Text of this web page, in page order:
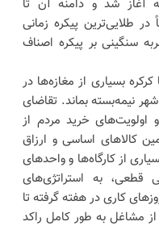
آغاز شد و دامنه آن تا
طلایی‌ترین پیکره زمانی
سنگینی بر پیکره اصناف
بسیاری از مغازه‌ها در
نیمه‌بسته بماند. تقاضای
خرید مردم از
کالاهای اساسی و ارزاق
از کارگاه‌ها و واحدهای
قطعی، به استراتژی‌های
کاری در هفته گرفته تا
مشاغل به طور کامل راکد